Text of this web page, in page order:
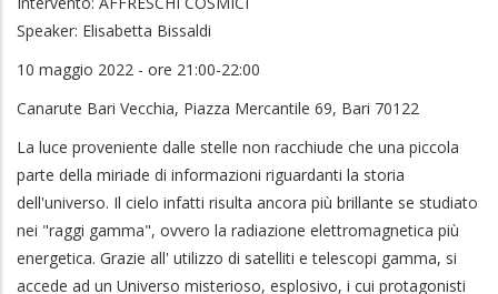
Speaker: Elisabetta Bissaldi
10 maggio 2022 - ore 21:00-22:00
Canarute Bari Vecchia, Piazza Mercantile 69, Bari 70122
La luce proveniente dalle stelle non racchiude che una piccola
parte della miriade di informazioni riguardanti la storia
dell'universo. Il cielo infatti risulta ancora più brillante se studiato
nei "raggi gamma", ovvero la radiazione elettromagnetica più
energetica. Grazie all' utilizzo di satelliti e telescopi gamma, si
accede ad un Universo misterioso, esplosivo, i cui protagonisti